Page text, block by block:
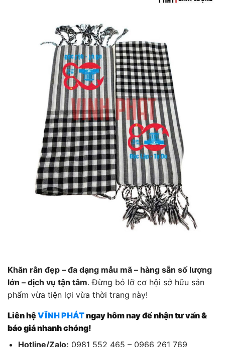
Khăn rằn đẹp – đa dạng mẫu mã – hàng sẵn số lượng
lớn – dịch vụ tận tâm. Đừng bỏ lỡ cơ hội sở hữu sản
phẩm vừa tiện lợi vừa thời trang này!
Liên hệVĨNH PHÁTngay hôm nay để nhận tư vấn &
báo giá nhanh chóng!
Hotline/Zalo: 0981 552 465 – 0966 261 769